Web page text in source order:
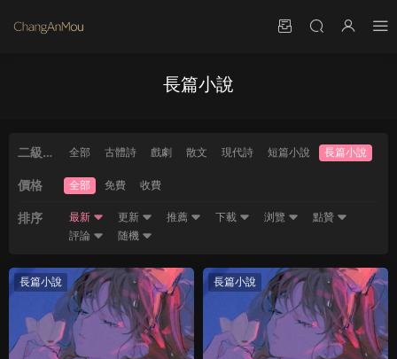
長篇小說
二級分
全部 古體詩 戲劇 散文 現代詩 短篇小說 長篇小說
價格 全部 免費 收費
排序 最新 更新 推薦 下載 浏覽
點贊
評論
随機
長篇小說 長篇小說